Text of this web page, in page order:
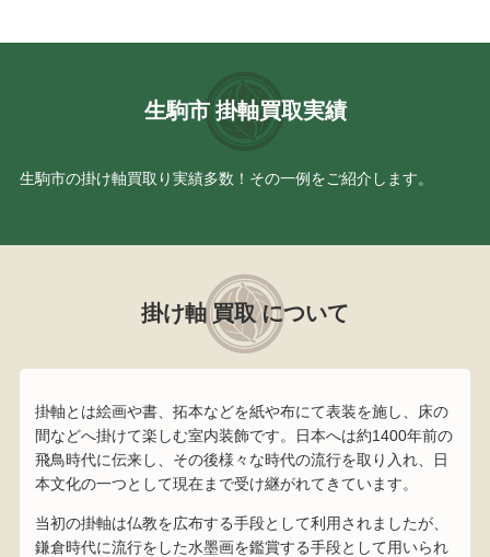
生駒市 掛軸買取実績
生駒市の掛け軸買取り実績多数！その一例をご紹介します。
掛け軸 買取 について
掛軸とは絵画や書、拓本などを紙や布にて表装を施し、床の
間などへ掛けて楽しむ室内装飾です。日本へは約1400年前の
飛鳥時代に伝来し、その後様々な時代の流行を取り入れ、日
本文化の一つとして現在まで受け継がれてきています。
当初の掛軸は仏教を広布する手段として利用されましたが、
鎌倉時代に流行をした水墨画を鑑賞する手段として用いられ